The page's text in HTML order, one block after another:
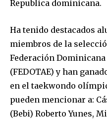
Republica dominicana.
Ha tenido destacados
miembros de la
Federación
(FEDOTAE) y han
en el taekwondo
pueden mencionar a:
(Bebi) Roberto Yunes,